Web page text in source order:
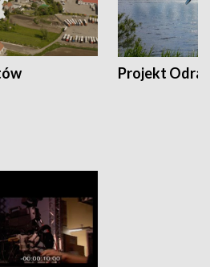
Projekt Odra